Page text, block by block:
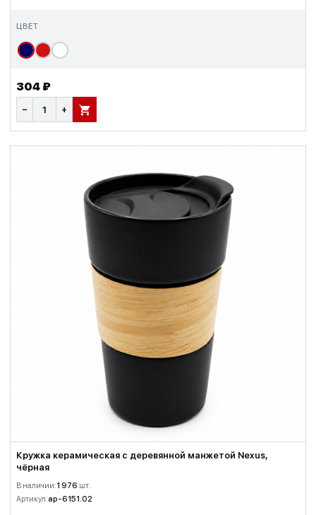
ЦВЕТ
304 ₽
− + В КОРЗИНУ
Кружка керамическая с деревянной манжетой Nexus,
чёрная
В наличии:1 976 шт.
Артикул:ap-6151.02